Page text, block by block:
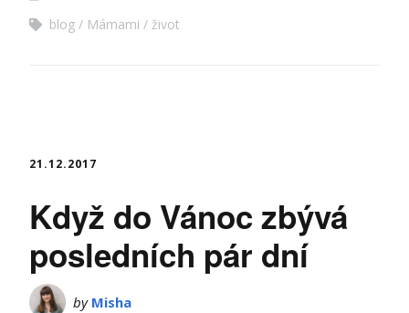
blog
Mámami život
21.12.2017
Když do Vánoc zbývá
posledních pár dní
by Misha